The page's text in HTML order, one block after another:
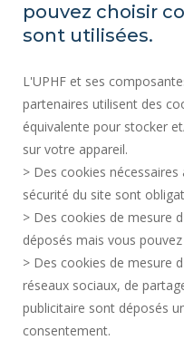
PLAN DU SITE
DONNÉES PERSONNELLES
MARCHÉS PUBLICS
MENTIONS LÉGALES
CRÉDITS
ESPACE PRESSE
SERVICES PUBLICS +
CONTACTS
pouvez choisir
sont utilisées.
L'UPHF et ses
partenaires utilisent des
équivalente pour stocker
sur votre appareil.
> Des cookies
sécurité du site sont
> Des cookies de mesure
déposés mais vous
> Des cookies de mesure
réseaux sociaux, de
publicitaire sont déposés
consentement.